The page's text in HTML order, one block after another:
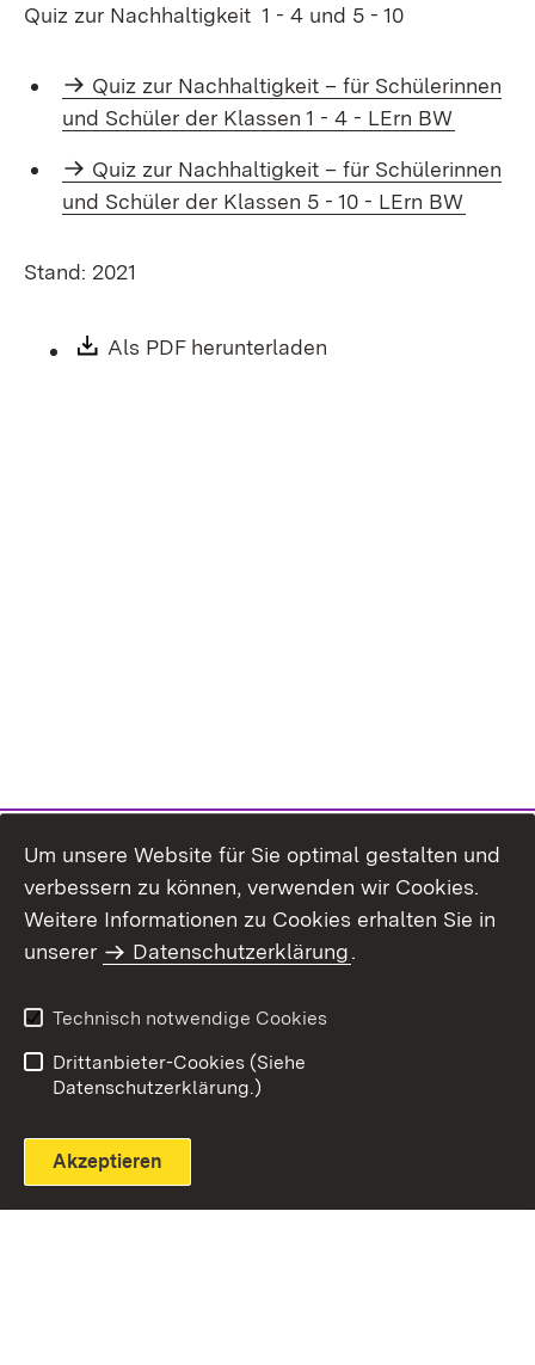
Quiz zur Nachhaltigkeit 1 - 4 und 5 - 10
Quiz zur Nachhaltigkeit – für Schülerinnen
und Schüler der Klassen 1 - 4 - LErn BW
Quiz zur Nachhaltigkeit – für Schülerinnen
und Schüler der Klassen 5 - 10 - LErn BW
Stand: 2021
Download:
Als PDF herunterladen
Themenübersicht
Um unsere Website für Sie optimal gestalten und
verbessern zu können, verwenden wir Cookies.
Weitere Informationen zu Cookies erhalten Sie in
unserer
Datenschutzerklärung.
Technisch notwendige Cookies
Drittanbieter-Cookies (Siehe
Datenschutzerklärung.)
Akzeptieren